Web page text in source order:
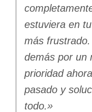
estuviera en
más
demás por un
prioridad
pasado y
todo.»